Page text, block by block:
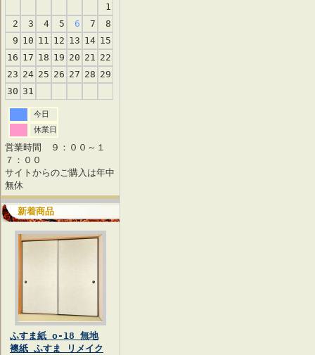
1
2
3 4 5 6 7
8
9 10 11 12 13 14 15
16 17 18 19 20 21 22
23 24 25 26 27 28 29
30 31
今日
休業日
営業時間 ９：００～１
７：００
サイトからのご購入は年中
無休
新着商品
ふすま紙 o-18 無地
襖紙 ふすま リメイク